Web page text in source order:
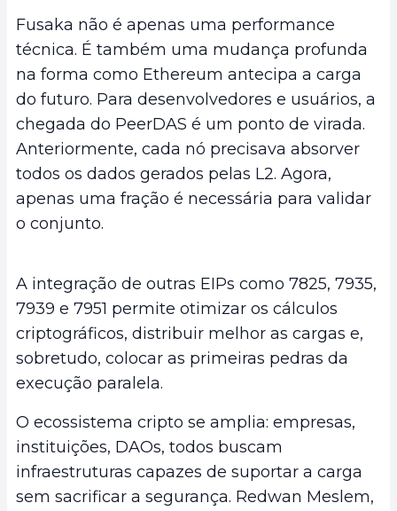
Fusaka não é apenas uma performance
técnica. É também uma mudança profunda
na forma como Ethereum antecipa a carga
do futuro. Para desenvolvedores e usuários, a
chegada do PeerDAS é um ponto de virada.
Anteriormente, cada nó precisava absorver
todos os dados gerados pelas L2. Agora,
apenas uma fração é necessária para validar
o conjunto.
A integração de outras EIPs como 7825, 7935,
7939 e 7951 permite otimizar os cálculos
criptográficos, distribuir melhor as cargas e,
sobretudo, colocar as primeiras pedras da
execução paralela.
O ecossistema cripto se amplia: empresas,
instituições, DAOs, todos buscam
infraestruturas capazes de suportar a carga
sem sacrificar a segurança. Redwan Meslem,